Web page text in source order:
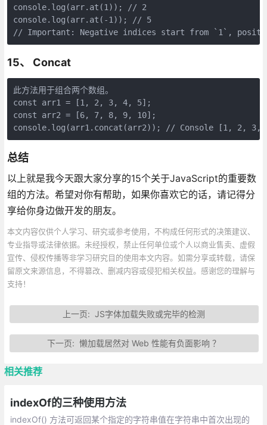
console.log(arr.at(1)); // 2
console.log(arr.at(-1)); // 5
15、 Concat
此方法用于组合两个数组。
const arr1 = [1, 2, 3, 4, 5];
const arr2 = [6, 7, 8, 9, 10];
总结
以上就是我今天跟大家分享的15个关于JavaScript的重要数
组的方法。希望对你有帮助，如果你喜欢它的话，请记得分
享给你身边做开发的朋友。
本文内容仅供个人学习、研究或参考使用，不构成任何形式的决策建议、
专业指导或法律依据。未经授权，禁止任何单位或个人以商业售卖、虚假
宣传、侵权传播等非学习研究目的使用本文内容。如需分享或转载，请保
留原文来源信息，不得篡改、删减内容或侵犯相关权益。感谢您的理解与
支持！
上一页:JS字体加载失败或完毕的检测
下一页:懒加载居然对 Web 性能有负面影响 ？
相关推荐
indexOf的三种使用方法
indexOf() 方法可返回某个指定的字符串值在字符串中首次出现的